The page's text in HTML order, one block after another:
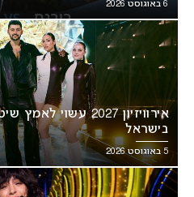
6 באוגוסט 2026
אירוויזיון 2027
בישראל
5 באוגוסט 2026